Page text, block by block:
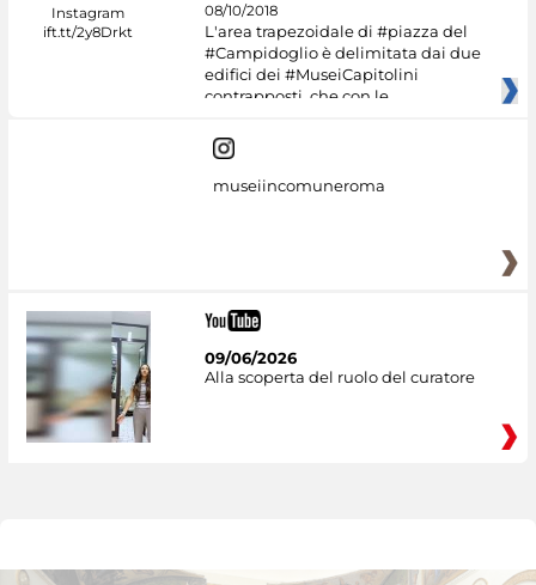
08/10/2018
L'area trapezoidale di #piazza del
#Campidoglio è delimitata dai due
edifici dei #MuseiCapitolini
contrapposti, che con le
museiincomuneroma
09/06/2026
Alla scoperta del ruolo del curatore